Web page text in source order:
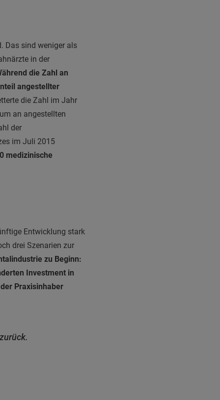
Das sind weniger als
in der
die Zahl an
angestellter
die Zahl im Jahr
an angestellten
der
im Juli 2015
medizinische
Entwicklung stark
drei Szenarien zur
zu Beginn:
Investment in
Praxisinhaber